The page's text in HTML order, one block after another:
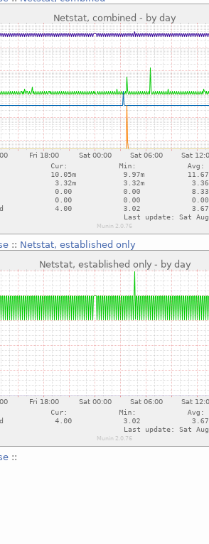
:: Netstat, established only
::